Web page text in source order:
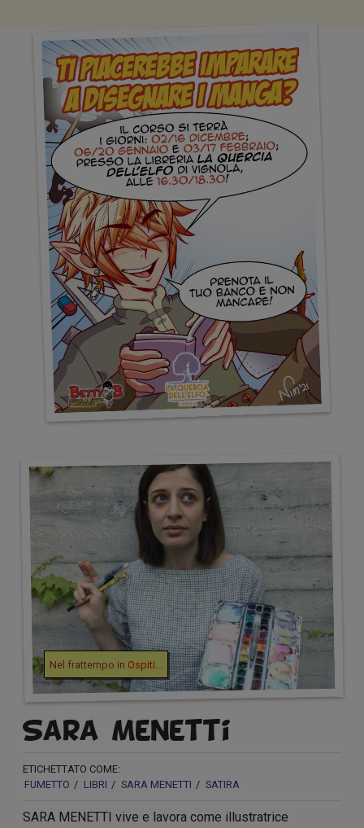
Nel frattempo in Ospiti
Sara Menetti
ETICHETTATO COME:
FUMETTO
LIBRI SARA MENETTI SATIRA
SARA MENETTI vive e lavora come illustratrice